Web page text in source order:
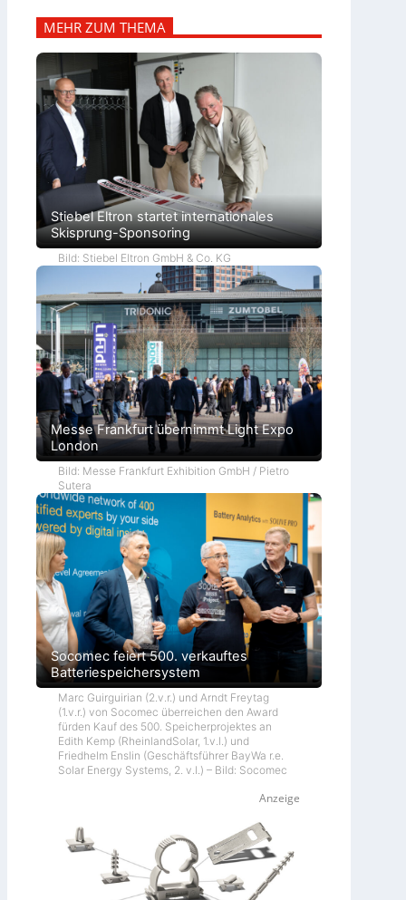
MEHR ZUM THEMA
Stiebel Eltron startet internationales
Skisprung-Sponsoring
Bild: Stiebel Eltron GmbH & Co. KG
Messe Frankfurt übernimmt Light Expo
London
Bild: Messe Frankfurt Exhibition GmbH / Pietro
Sutera
Socomec feiert 500. verkauftes
Batteriespeichersystem
Marc Guirguirian (2.v.r.) und Arndt Freytag
(1.v.r.) von Socomec überreichen den Award
fürden Kauf des 500. Speicherprojektes an
Edith Kemp (RheinlandSolar, 1.v.l.) und
Friedhelm Enslin (Geschäftsführer BayWa r.e.
Solar Energy Systems, 2. v.l.) – Bild: Socomec
Anzeige